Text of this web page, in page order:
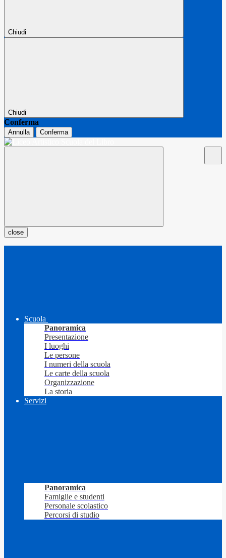
Chiudi
Chiudi
Conferma
Annulla Conferma
close
Scuola
Panoramica
Presentazione
I luoghi
Le persone
I numeri della scuola
Le carte della scuola
Organizzazione
La storia
Servizi
Panoramica
Famiglie e studenti
Personale scolastico
Percorsi di studio